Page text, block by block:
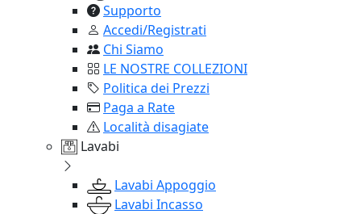
Supporto
Accedi/Registrati
Chi Siamo
LE NOSTRE COLLEZIONI
Politica dei Prezzi
Paga a Rate
Località disagiate
Lavabi
Lavabi Appoggio
Lavabi Incasso